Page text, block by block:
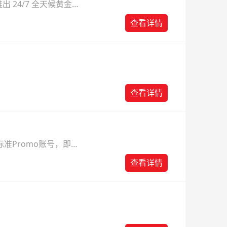
24/7 全天候黄金
查看详情
查看详情
准Promo账号，即可
查看详情